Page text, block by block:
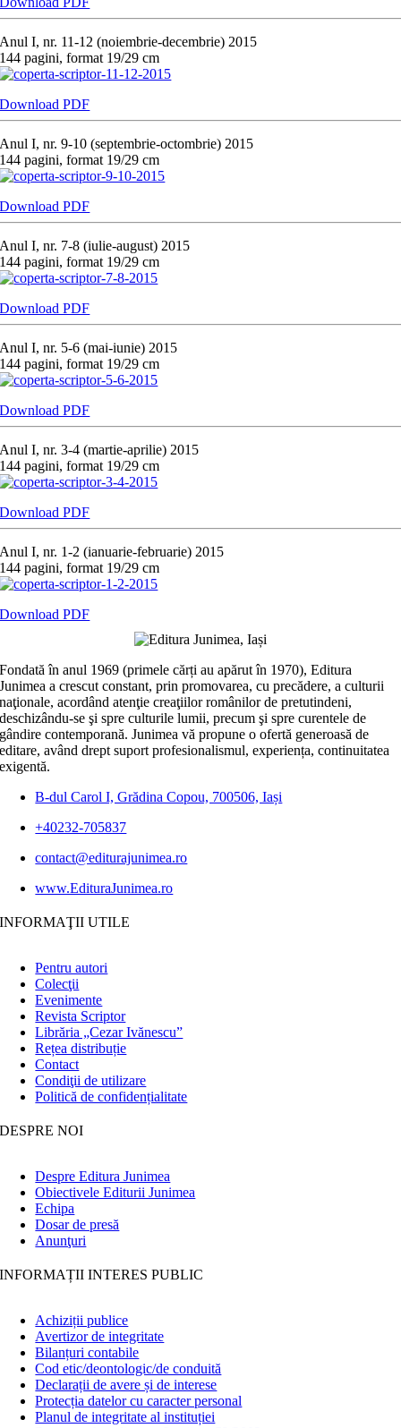
Anul I, nr. 11-12 (noiembrie-decembrie) 2015
144 pagini, format 19/29 cm
Download PDF
Anul I, nr. 9-10 (septembrie-octombrie) 2015
144 pagini, format 19/29 cm
Download PDF
Anul I, nr. 7-8 (iulie-august) 2015
144 pagini, format 19/29 cm
Download PDF
Anul I, nr. 5-6 (mai-iunie) 2015
144 pagini, format 19/29 cm
Download PDF
Anul I, nr. 3-4 (martie-aprilie) 2015
144 pagini, format 19/29 cm
Download PDF
Anul I, nr. 1-2 (ianuarie-februarie) 2015
144 pagini, format 19/29 cm
Download PDF
Fondată în anul 1969 (primele cărți au apărut în 1970), Editura
Junimea a crescut constant, prin promovarea, cu precădere, a culturii
naţionale, acordând atenţie creaţiilor românilor de pretutindeni,
deschizându-se şi spre culturile lumii, precum şi spre curentele de
gândire contemporană. Junimea vă propune o ofertă generoasă de
editare, având drept suport profesionalismul, experiența, continuitatea
exigentă.
B-dul Carol I, Grădina Copou, 700506, Iași
+40232-705837
contact@editurajunimea.ro
www.EdituraJunimea.ro
INFORMAŢII UTILE
Pentru autori
Colecţii
Evenimente
Revista Scriptor
Librăria „Cezar Ivănescu”
Rețea distribuție
Contact
Condiţii de utilizare
Politică de confidențialitate
DESPRE NOI
Despre Editura Junimea
Obiectivele Editurii Junimea
Echipa
Dosar de presă
Anunţuri
INFORMAȚII INTERES PUBLIC
Achiziții publice
Avertizor de integritate
Bilanțuri contabile
Cod etic/deontologic/de conduită
Declarații de avere și de interese
Protecția datelor cu caracter personal
Planul de integritate al instituției